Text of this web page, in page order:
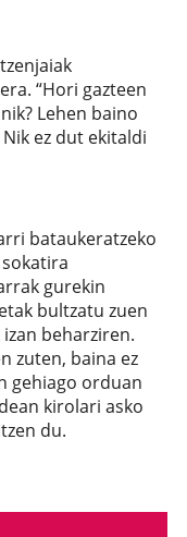
“Hori gazteen
Lehen baino
ez dut ekitaldi
bataukeratzeko
gurekin
bultzatu zuen
beharziren.
zuten, baina ez
gehiago orduan
kirolari asko
du.